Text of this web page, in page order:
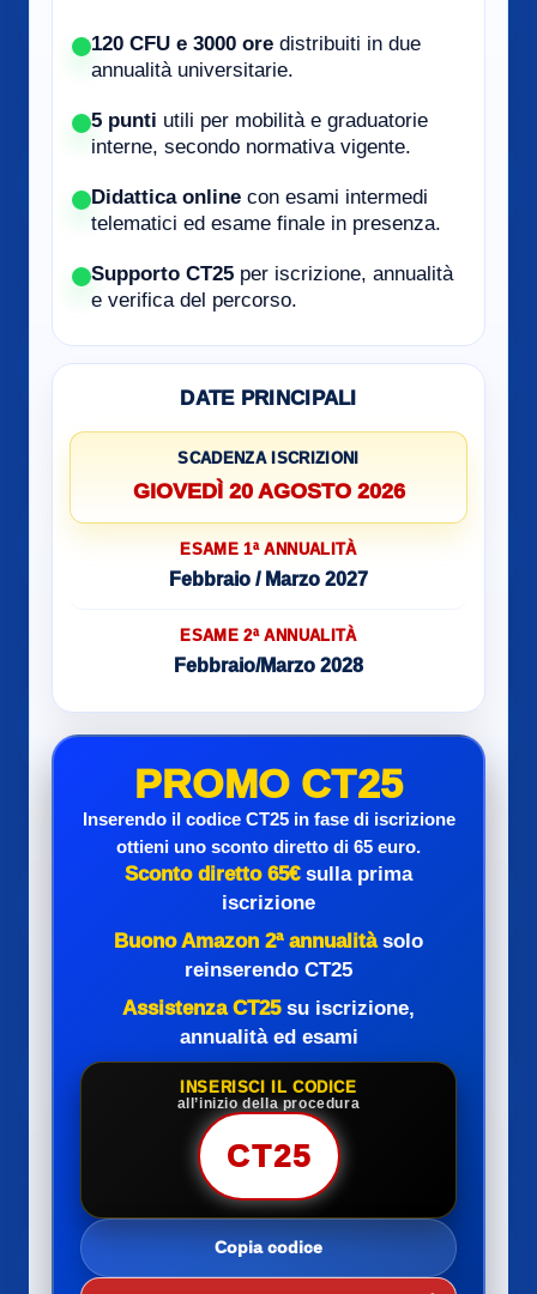
120 CFU e 3000 ore distribuiti in due
annualità universitarie.
5 punti utili per mobilità e graduatorie
interne, secondo normativa vigente.
Didattica online con esami intermedi
telematici ed esame finale in presenza.
Supporto CT25 per iscrizione, annualità
e verifica del percorso.
DATE PRINCIPALI
SCADENZA ISCRIZIONI
GIOVEDÌ 20 AGOSTO 2026
ESAME 1ª ANNUALITÀ
Febbraio / Marzo 2027
ESAME 2ª ANNUALITÀ
Febbraio/Marzo 2028
PROMO CT25
Inserendo il codice CT25 in fase di iscrizione
ottieni uno sconto diretto di 65 euro.
Sconto diretto 65€sulla prima
iscrizione
Buono Amazon 2ª annualitàsolo
reinserendo CT25
Assistenza CT25su iscrizione,
annualità ed esami
INSERISCI IL CODICE
all’inizio della procedura
CT25
Copia codice